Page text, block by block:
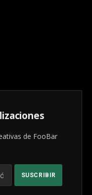
de FooBar